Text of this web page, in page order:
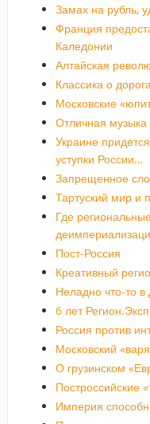
Замах на рубль,
Франция
Каледонии
Алтайская
Классика о
Московские
Отличная музыка
Украине
уступки России…
Запрещенное
Тартуский мир и
Где
Пост-Россия
Креативный
Неладно что-то в
6 лет
Россия против
Московский
О грузинском
Построссийские
Империя